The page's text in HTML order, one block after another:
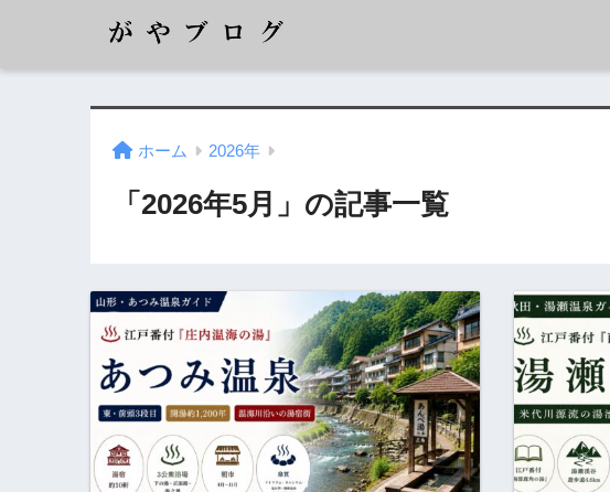
ホーム 2026年
「2026年5月」の記事一覧